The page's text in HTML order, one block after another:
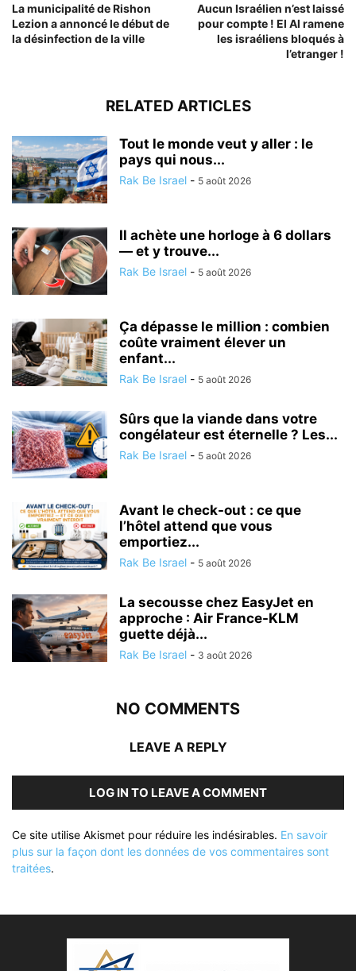
La municipalité de Rishon
Lezion a annoncé le début de
la désinfection de la ville
Aucun Israélien n’est laissé
pour compte ! El Al ramene
les israéliens bloqués à
l’etranger !
RELATED ARTICLES
Tout le monde veut y aller : le
pays qui nous...
Rak Be Israel - 5 août 2026
Il achète une horloge à 6 dollars
— et y trouve...
Rak Be Israel - 5 août 2026
Ça dépasse le million : combien
coûte vraiment élever un
enfant...
Rak Be Israel - 5 août 2026
Sûrs que la viande dans votre
congélateur est éternelle ? Les...
Rak Be Israel - 5 août 2026
Avant le check-out : ce que
l’hôtel attend que vous
emportiez...
Rak Be Israel - 5 août 2026
La secousse chez EasyJet en
approche : Air France-KLM
guette déjà...
Rak Be Israel - 3 août 2026
NO COMMENTS
LEAVE A REPLY
LOG IN TO LEAVE A COMMENT
Ce site utilise Akismet pour réduire les indésirables. En savoir
plus sur la façon dont les données de vos commentaires sont
traitées.